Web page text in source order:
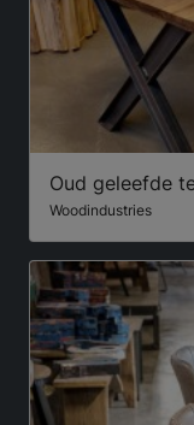
Oud geleefde
Woodindustries